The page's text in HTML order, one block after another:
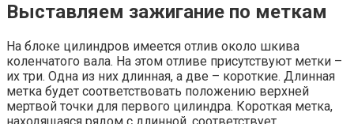
Выставляем зажигание по меткам
На блоке цилиндров имеется отлив около шкива
коленчатого вала. На этом отливе присутствуют метки –
их три. Одна из них длинная, а две – короткие. Длинная
метка будет соответствовать положению верхней
мертвой точки для первого цилиндра. Короткая метка,